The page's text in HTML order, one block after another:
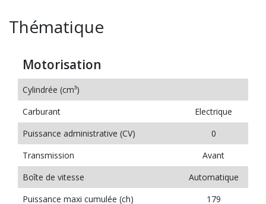
Thématique
Motorisation
Cylindrée (cm³)
Carburant
Electrique
Puissance administrative (CV)
0
Transmission
Avant
Boîte de vitesse
Automatique
Puissance maxi cumulée (ch)
179